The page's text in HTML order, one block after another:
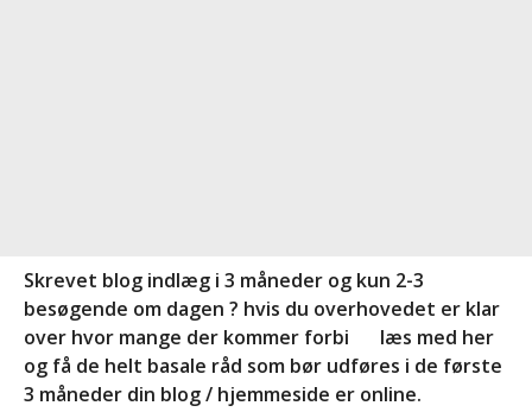
Skrevet blog indlæg i 3 måneder og kun 2-3
besøgende om dagen ? hvis du overhovedet er klar
over hvor mange der kommer forbi
læs med her
og få de helt basale råd som bør udføres i de første
3 måneder din blog / hjemmeside er online.